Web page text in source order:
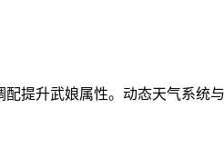
提升武娘属性。动态天气系统